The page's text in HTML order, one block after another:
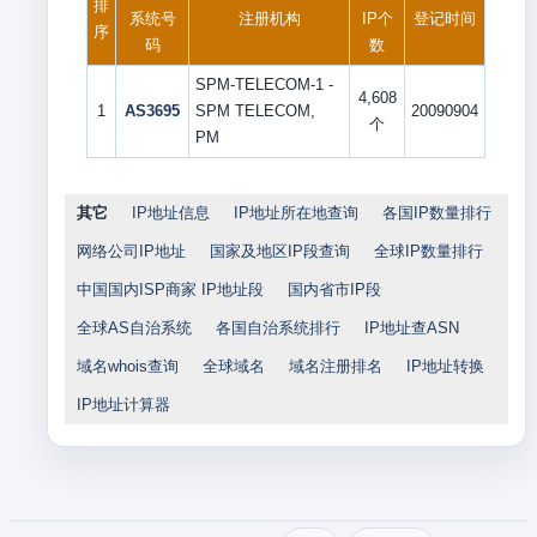
排
序
系统号
码
注册机构
IP个
数
登记时间
1 AS3695
SPM-TELECOM-1 -
SPM TELECOM,
PM
4,608
个
20090904
其它 IP地址信息 IP地址所在地查询 各国IP数量排行
网络公司IP地址 国家及地区IP段查询 全球IP数量排行
中国国内ISP商家 IP地址段 国内省市IP段
全球AS自治系统 各国自治系统排行 IP地址查ASN
域名whois查询 全球域名 域名注册排名 IP地址转换
IP地址计算器